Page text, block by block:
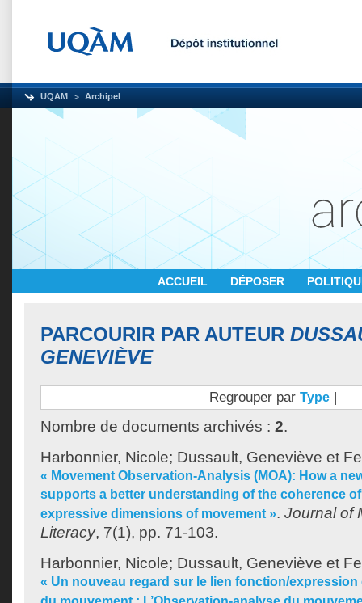
UQAM Archipel
ACCUEIL DÉPOSER
PARCOURIR PAR AUTEUR
GENEVIÈVE
Regrouper par Type |
Nombre de documents archivés : 2.
Harbonnier, Nicole; Dussault, Geneviève et
« Movement Observation-Analysis (MOA): How a
supports a better understanding of the coherence
expressive dimensions of movement ». Journal of
Literacy, 7(1), pp. 71-103.
Harbonnier, Nicole; Dussault, Geneviève et
« Un nouveau regard sur le lien fonction/